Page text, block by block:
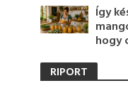
Így
hogy
RIPORT